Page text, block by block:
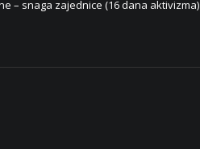
– snaga zajednice (16 dana aktivizma)